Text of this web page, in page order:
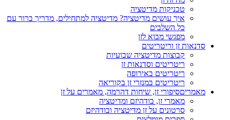
טכניקות מדיטציה
איך עושים מדיטציה? מדיטציה למתחילים, מדריך ברור עם
כל השלבים
מפגשי מבוא לזן
סדנאות זן וריטריטים
קבוצות מדיטציה שבועיות
ריטריטים וסדנאות זן
ריטריטים באירופה
ריטריטים במנזרי זן בקוריאה
מאמריםסיפורי זן, שיחות דהרמה, מאמרים על זן
מאמרי זן, בודהיזם ומדיטציה
סרטונים על זן מדיטציה ובודהיזם